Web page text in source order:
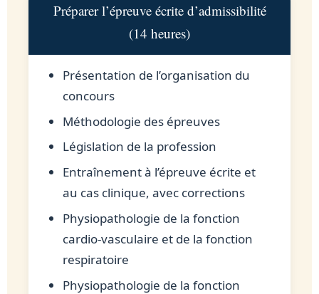
Préparer l’épreuve écrite d’admissibilité
(14 heures)
Présentation de l’organisation du
concours
Méthodologie des épreuves
Législation de la profession
Entraînement à l’épreuve écrite et
au cas clinique, avec corrections
Physiopathologie de la fonction
cardio-vasculaire et de la fonction
respiratoire
Physiopathologie de la fonction